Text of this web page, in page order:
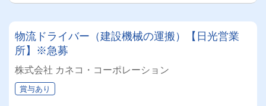
物流ドライバー（建設機械の運搬）【日光営業
所】※急募
株式会社 カネコ・コーポレーション
賞与あり